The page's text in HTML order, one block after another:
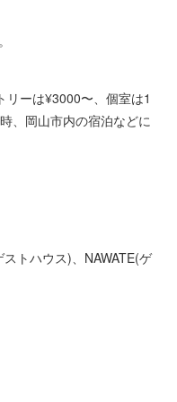
ーは¥3000〜、個室は1
、岡山市内の宿泊などに
トハウス)、NAWATE(ゲ